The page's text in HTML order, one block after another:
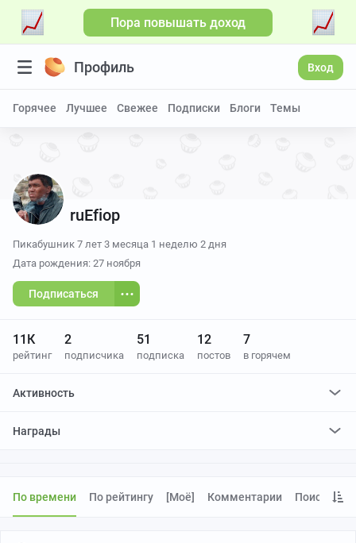
Пора повышать доход
Профиль Вход
Горячее Лучшее Свежее Подписки Блоги Темы
ruEfiop
Пикабушник 7 лет 3 месяца 1 неделю 2 дня
Дата рождения: 27 ноября
Подписаться
11К
рейтинг
2
подписчика
51
подписка
12
постов
7
в горячем
Активность
отредактировал
Награды
По времени По рейтингу [моё] Комментарии Поиск
Больше видео